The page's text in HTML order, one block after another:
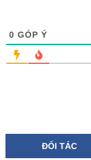
0 GÓP Ý
ĐỐI TÁC